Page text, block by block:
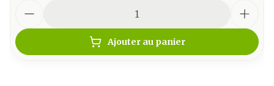
Ajouter au panier